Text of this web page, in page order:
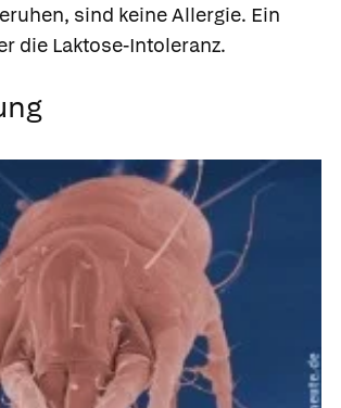
sind keine Allergie. Ein
die Laktose-Intoleranz.